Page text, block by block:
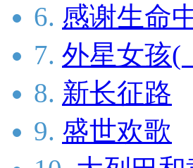
6. 感谢生命
7. 外星女孩(
8. 新长征路
9. 盛世欢歌